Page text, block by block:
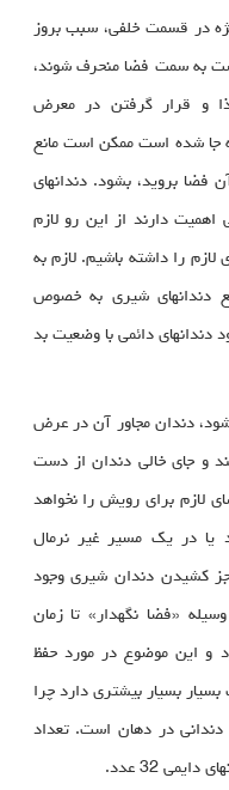
در قسمت خلفي، سبب بروز
به سمت فضا منحرف شوند،
و قرار گرفتن در معرض
جا شده است ممكن است مانع
برويد، بشود. دندان‏های
اهمیت دارند از این رو لازم
لازم را داشته باشیم. لازم به
دندان‏های شیری به خصوص
دائمی با وضعیت بد
دندان مجاور آن در عرض
و جای خالی دندان از دست
لازم برای رویش را نخواهد
یا در یک مسیر غیر نرمال
جز کشیدن دندان شیری وجود
«فضا نگهدار» تا زمان
و این موضوع در مورد حفظ
بسیار بیشتری دارد چرا
دندانی در دهان است. تعداد